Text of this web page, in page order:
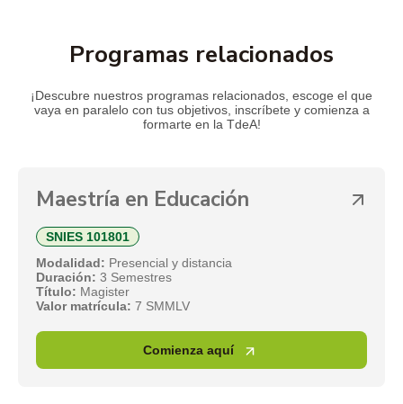
Programas relacionados
¡Descubre nuestros programas relacionados, escoge el que
vaya en paralelo con tus objetivos, inscríbete y comienza a
formarte en la TdeA!
Maestría en Educación
SNIES 101801
Modalidad: Presencial y distancia
Duración: 3 Semestres
Título: Magister
Valor matrícula: 7 SMMLV
Comienza aquí